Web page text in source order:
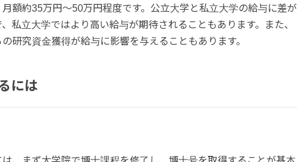
額約35万円～50万円程度です。公立大学と私立大学の給与に差が
私立大学ではより高い給与が期待されることもあります。また、
研究資金獲得が給与に影響を与えることもあります。
には